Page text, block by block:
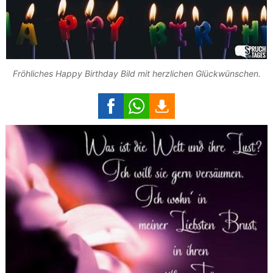
Fröhliches Happy Birthday Bild mit herzlichen Glückwünschen.